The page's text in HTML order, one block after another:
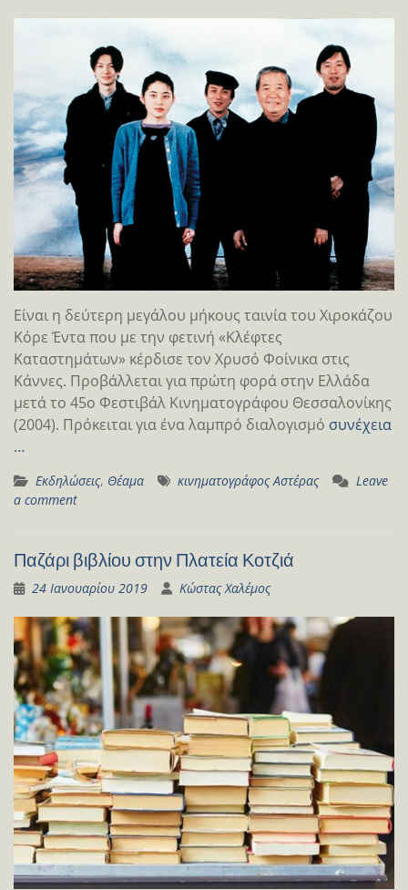
Eίναι η δεύτερη μεγάλου μήκους ταινία του Χιροκάζου
Κόρε Έντα που με την φετινή «Κλέφτες
Καταστημάτων» κέρδισε τον Χρυσό Φοίνικα στις
Κάννες. Προβάλλεται για πρώτη φορά στην Ελλάδα
μετά το 45ο Φεστιβάλ Κινηματογράφου Θεσσαλονίκης
(2004). Πρόκειται για ένα λαμπρό διαλογισμό συνέχεια
…
Εκδηλώσεις, Θέαμα κινηματογράφος Αστέρας
Leave
a comment
Παζάρι βιβλίου στην Πλατεία Κοτζιά
24 Ιανουαρίου 2019 Κώστας Χαλέμος